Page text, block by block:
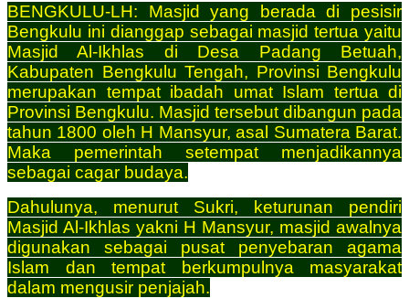
BENGKULU-LH: Masjid yang berada di pesisir
Bengkulu ini dianggap sebagai masjid tertua yaitu
Masjid Al-Ikhlas di Desa Padang Betuah,
Kabupaten Bengkulu Tengah, Provinsi Bengkulu
merupakan tempat ibadah umat Islam tertua di
Provinsi Bengkulu. Masjid tersebut dibangun pada
tahun 1800 oleh H Mansyur, asal Sumatera Barat.
Maka pemerintah setempat menjadikannya
sebagai cagar budaya.
Dahulunya, menurut Sukri, keturunan pendiri
Masjid Al-Ikhlas yakni H Mansyur, masjid awalnya
digunakan sebagai pusat penyebaran agama
Islam dan tempat berkumpulnya masyarakat
dalam mengusir penjajah.